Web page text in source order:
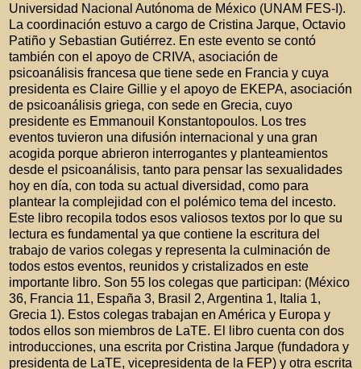
Universidad Nacional Autónoma de México (UNAM FES-I).
La coordinación estuvo a cargo de Cristina Jarque, Octavio
Patiño y Sebastian Gutiérrez. En este evento se contó
también con el apoyo de CRIVA, asociación de
psicoanálisis francesa que tiene sede en Francia y cuya
presidenta es Claire Gillie y el apoyo de EKEPA, asociación
de psicoanálisis griega, con sede en Grecia, cuyo
presidente es Emmanouil Konstantopoulos. Los tres
eventos tuvieron una difusión internacional y una gran
acogida porque abrieron interrogantes y planteamientos
desde el psicoanálisis, tanto para pensar las sexualidades
hoy en día, con toda su actual diversidad, como para
plantear la complejidad con el polémico tema del incesto.
Este libro recopila todos esos valiosos textos por lo que su
lectura es fundamental ya que contiene la escritura del
trabajo de varios colegas y representa la culminación de
todos estos eventos, reunidos y cristalizados en este
importante libro. Son 55 los colegas que participan: (México
36, Francia 11, España 3, Brasil 2, Argentina 1, Italia 1,
Grecia 1). Estos colegas trabajan en América y Europa y
todos ellos son miembros de LaTE. El libro cuenta con dos
introducciones, una escrita por Cristina Jarque (fundadora y
presidenta de LaTE, vicepresidenta de la FEP) y otra escrita